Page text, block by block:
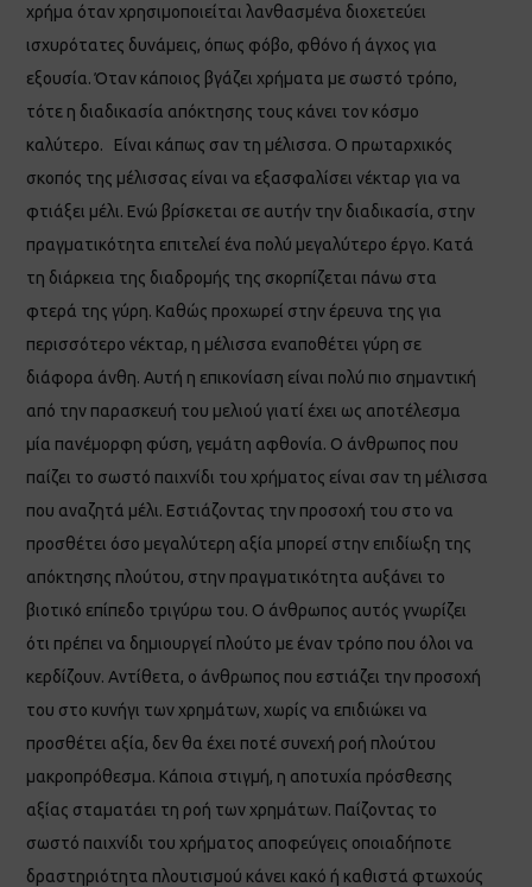
χρήμα όταν χρησιμοποιείται λανθασμένα διοχετεύει
ισχυρότατες δυνάμεις, όπως φόβο, φθόνο ή άγχος για
εξουσία. Όταν κάποιος βγάζει χρήματα με σωστό τρόπο,
τότε η διαδικασία απόκτησης τους κάνει τον κόσμο
καλύτερο. Είναι κάπως σαν τη μέλισσα. Ο πρωταρχικός
σκοπός της μέλισσας είναι να εξασφαλίσει νέκταρ για να
φτιάξει μέλι. Ενώ βρίσκεται σε αυτήν την διαδικασία, στην
πραγματικότητα επιτελεί ένα πολύ μεγαλύτερο έργο. Κατά
τη διάρκεια της διαδρομής της σκορπίζεται πάνω στα
φτερά της γύρη. Καθώς προχωρεί στην έρευνα της για
περισσότερο νέκταρ, η μέλισσα εναποθέτει γύρη σε
διάφορα άνθη. Αυτή η επικονίαση είναι πολύ πιο σημαντική
από την παρασκευή του μελιού γιατί έχει ως αποτέλεσμα
μία πανέμορφη φύση, γεμάτη αφθονία. Ο άνθρωπος που
παίζει το σωστό παιχνίδι του χρήματος είναι σαν τη μέλισσα
που αναζητά μέλι. Εστιάζοντας την προσοχή του στο να
προσθέτει όσο μεγαλύτερη αξία μπορεί στην επιδίωξη της
απόκτησης πλούτου, στην πραγματικότητα αυξάνει το
βιοτικό επίπεδο τριγύρω του. Ο άνθρωπος αυτός γνωρίζει
ότι πρέπει να δημιουργεί πλούτο με έναν τρόπο που όλοι να
κερδίζουν. Αντίθετα, ο άνθρωπος που εστιάζει την προσοχή
του στο κυνήγι των χρημάτων, χωρίς να επιδιώκει να
προσθέτει αξία, δεν θα έχει ποτέ συνεχή ροή πλούτου
μακροπρόθεσμα. Κάποια στιγμή, η αποτυχία πρόσθεσης
αξίας σταματάει τη ροή των χρημάτων. Παίζοντας το
σωστό παιχνίδι του χρήματος αποφεύγεις οποιαδήποτε
δραστηριότητα πλουτισμού κάνει κακό ή καθιστά φτωχούς